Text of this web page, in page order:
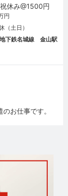
休み@1500円
円
（土日）
地下鉄名城線 金山駅
お仕事です。